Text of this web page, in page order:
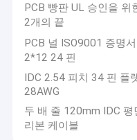
집
제품
회사 소개
PCB 빵판 UL 승인을 위
2개의 끝
PCB 널 ISO9001 증명
2*12 24 핀
IDC 2.54 피치 34 핀 플
28AWG
두 배 줄 120mm IDC
리본 케이블
Shenzhen YDR Connector
광동성 심천에 위치하고 있
100명입니다.중국에서 10년
블, 당사 제품은 LVDS 케이